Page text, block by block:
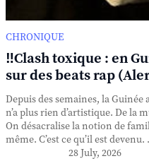
CHRONIQUE
‼️Clash toxique : en
sur des beats rap
Depuis des semaines, la Guinée
n’a plus rien d’artistique. De la
On désacralise la notion de
même. C’est ce qu’il est devenu.
28 July, 2026